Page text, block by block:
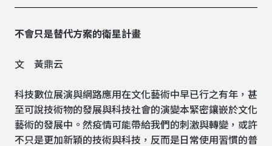
不會只是替代方案的衛星計畫
文 黃鼎云
科技數位展演與網路應用在文化藝術中早已行之有年，甚
至可說技術物的發展與科技社會的演變本緊密鑲嵌於文化
藝術的發展中。然疫情可能帶給我們的刺激與轉變，或許
不只是更加新穎的技術與科技，反而是日常使用習慣的普